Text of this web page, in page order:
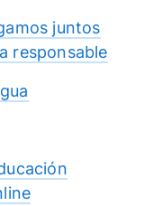
juntos
responsable